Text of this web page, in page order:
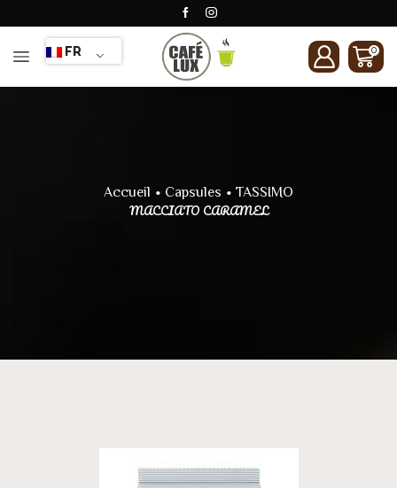
FR 0
Accueil • Capsules • TASSIMO
MACCIATO CARAMEL